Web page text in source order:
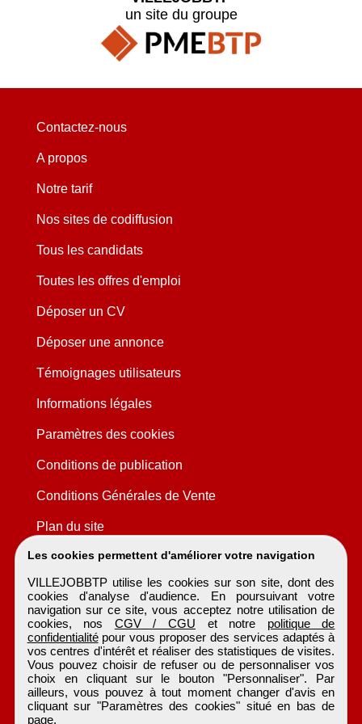
Les cookies permettent d'améliorer votre navigation
VILLEJOBBTP utilise les cookies sur son site, dont des
cookies d'analyse d'audience. En poursuivant votre
navigation sur ce site, vous acceptez notre utilisation de
cookies, nos CGV / CGU et notre politique de
confidentialitépour vous proposer des services adaptés à
vos centres d'intérêt et réaliser des statistiques de visites.
Vous pouvez choisir de refuser ou de personnaliser vos
choix en cliquant sur le bouton "Personnaliser". Par
ailleurs, vous pouvez à tout moment changer d'avis en
cliquant sur "Paramètres des cookies" situé en bas de
page.
un site du groupe
Contactez-nous
A propos
Notre tarif
Nos sites de codiffusion
Tous les candidats
Toutes les offres d'emploi
Déposer un CV
Déposer une annonce
Témoignages utilisateurs
Informations légales
Paramètres des cookies
Conditions de publication
Conditions Générales de Vente
Plan du site